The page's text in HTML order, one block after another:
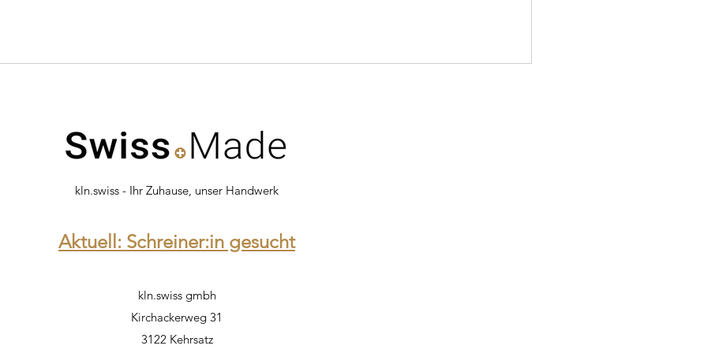
kln.swiss - Ihr Zuhause, unser Handwerk
Aktuell: Schreiner:in gesucht
kln.swiss gmbh
Kirchackerweg 31
3122 Kehrsatz